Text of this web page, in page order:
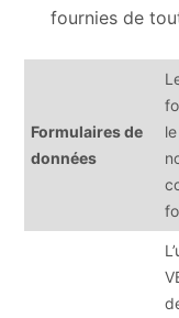
fournies de
Formulaires de
données